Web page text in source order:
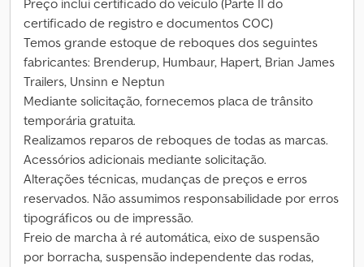
Preço inclui certificado do veículo (Parte II do
certificado de registro e documentos COC)
Temos grande estoque de reboques dos seguintes
fabricantes: Brenderup, Humbaur, Hapert, Brian James
Trailers, Unsinn e Neptun
Mediante solicitação, fornecemos placa de trânsito
temporária gratuita.
Realizamos reparos de reboques de todas as marcas.
Acessórios adicionais mediante solicitação.
Alterações técnicas, mudanças de preços e erros
reservados. Não assumimos responsabilidade por erros
tipográficos ou de impressão.
Freio de marcha à ré automática, eixo de suspensão
por borracha, suspensão independente das rodas,